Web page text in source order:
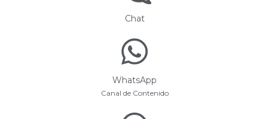
Chat
WhatsApp
Canal de Contenido